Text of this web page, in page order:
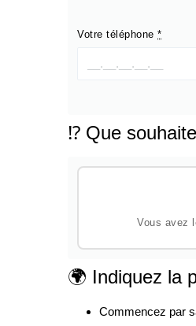
Votre téléphone *
⁉️ Que
Vous avez
🌍 Indiquez la
Commencez par